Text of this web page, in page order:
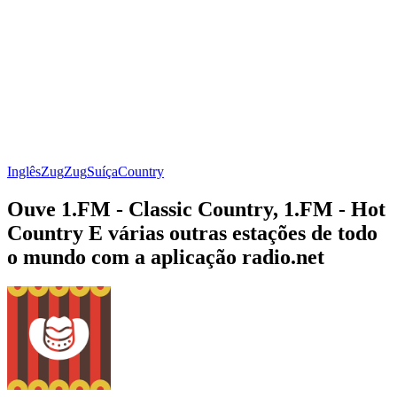
InglêsZugZugSuíçaCountry
Ouve 1.FM - Classic Country, 1.FM - Hot
Country E várias outras estações de todo
o mundo com a aplicação radio.net